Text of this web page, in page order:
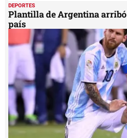
DEPORTES
Plantilla de Argentina
país